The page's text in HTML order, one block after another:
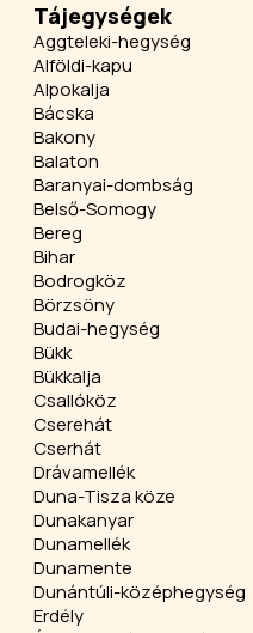
Tájegységek
Aggteleki-hegység
Alföldi-kapu
Alpokalja
Bácska
Bakony
Balaton
Baranyai-dombság
Belső-Somogy
Bereg
Bihar
Bodrogköz
Börzsöny
Budai-hegység
Bükk
Bükkalja
Csallóköz
Cserehát
Cserhát
Drávamellék
Duna-Tisza köze
Dunakanyar
Dunamellék
Dunamente
Dunántúli-középhegység
Erdély